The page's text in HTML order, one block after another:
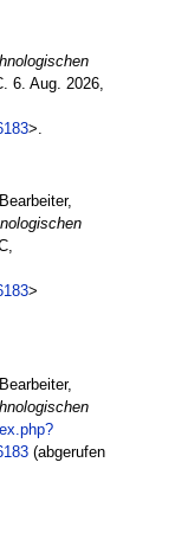
6. Aug. 2026,
>.
>
(abgerufen